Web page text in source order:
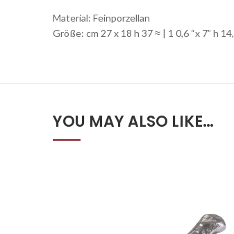
Material: Feinporzellan
Größe: cm 27 x 18 h 37 ≈ | 1 0,6 “x 7” h
YOU MAY ALSO LIKE…